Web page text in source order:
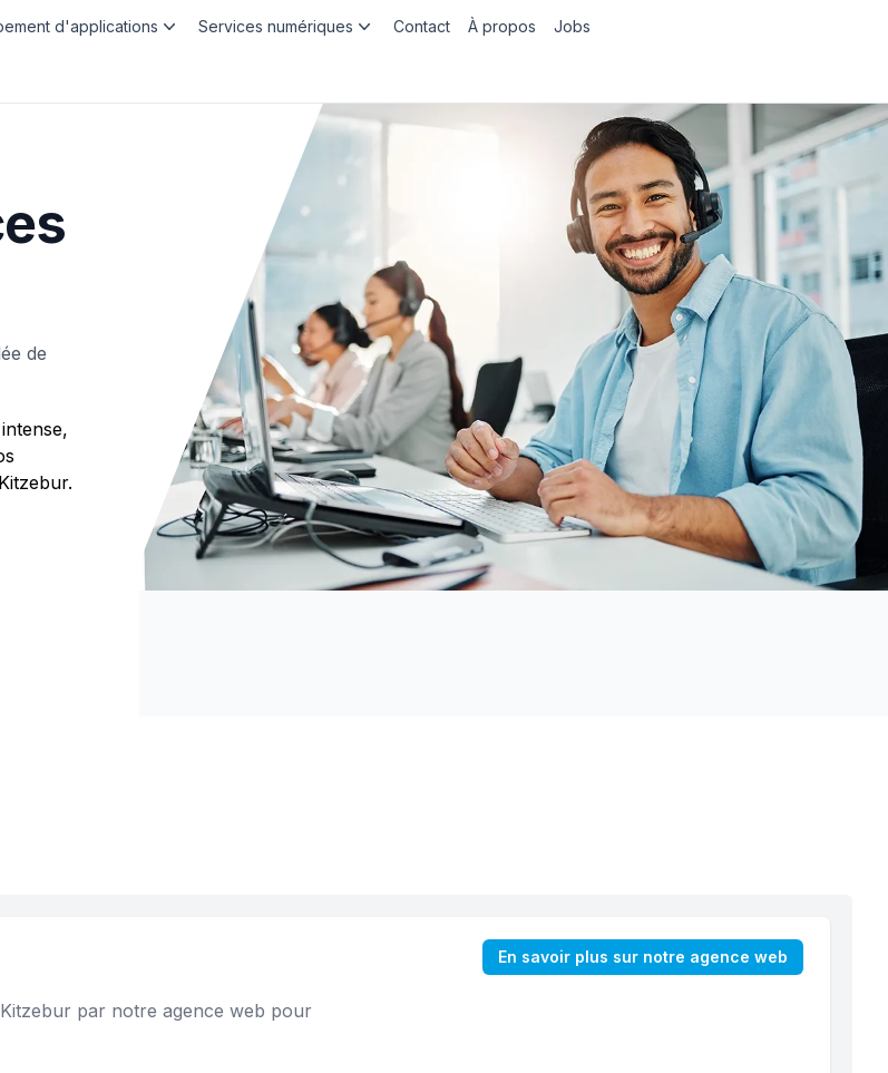
d'applications Services numériques Contact À propos Jobs
de
En savoir plus sur notre agence web
par notre agence web pour